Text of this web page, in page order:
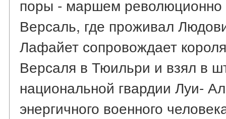
поры - маршем революционно
Версаль, где проживал
Лафайет сопровождает
Версаля в Тюильри и взял в
национальной гвардии Луи-
энергичного военного